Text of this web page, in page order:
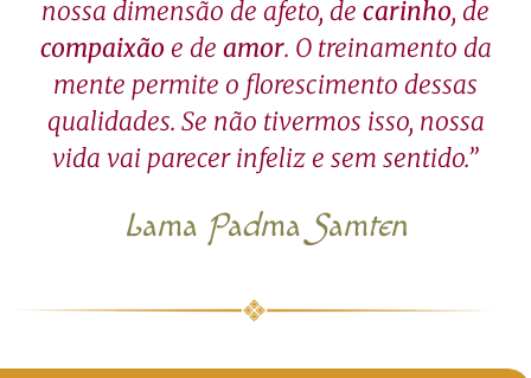
nossa dimensão de afeto, de carinho, de
compaixão e de amor. O treinamento da
mente permite o florescimento dessas
qualidades. Se não tivermos isso, nossa
vida vai parecer infeliz e sem sentido.”
Lama Padma Samten